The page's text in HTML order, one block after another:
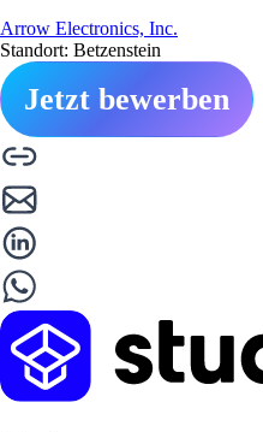
Arrow Electronics, Inc.
Standort: Betzenstein
Jetzt bewerben